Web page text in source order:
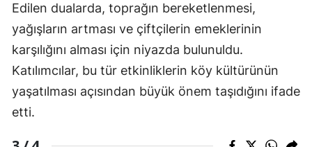
Edilen dualarda, toprağın bereketlenmesi,
yağışların artması ve çiftçilerin emeklerinin
karşılığını alması için niyazda bulunuldu.
Katılımcılar, bu tür etkinliklerin köy kültürünün
yaşatılması açısından büyük önem taşıdığını ifade
etti.